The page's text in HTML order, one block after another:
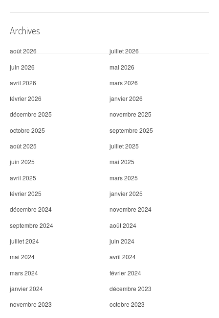
i
l
e
Archives
août 2026
juillet 2026
juin 2026
mai 2026
avril 2026
mars 2026
février 2026
janvier 2026
décembre 2025
novembre 2025
octobre 2025
septembre 2025
août 2025
juillet 2025
juin 2025
mai 2025
avril 2025
mars 2025
février 2025
janvier 2025
décembre 2024
novembre 2024
septembre 2024
août 2024
juillet 2024
juin 2024
mai 2024
avril 2024
mars 2024
février 2024
janvier 2024
décembre 2023
novembre 2023
octobre 2023